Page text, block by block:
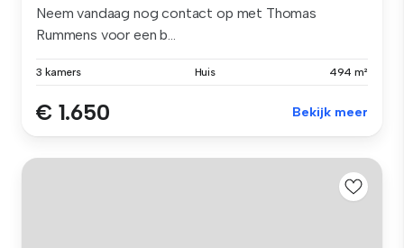
Neem vandaag nog contact op met Thomas
Rummens voor een b...
3 kamers Huis 494 m²
€ 1.650 Bekijk meer